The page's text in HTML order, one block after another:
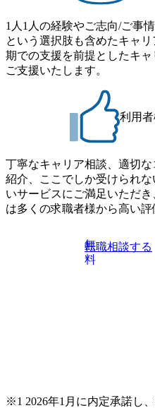
流改革/需給プロセス改革)【
プロセス分析・AI活用
Consultant職)≪東京・大阪≫
プンポジション)【SCS SU
どはなく、個別選考のみの
りの拘束時間は1時間～最大
※1次面接と最終面接の間を
おりますが、調整が叶わな
ン 書類選考通過者
ム : 8月29日(土)10:00～13:30
・プログラム期間中はコン
ェクトのご紹介、ケースワ
・10月17日(土)開催の選考会
す ※ご都合が合わない方は
ラインまたはオフラインの
募となります。他オフィス
たしかねますのでご了承く
歴を2年以上お持ちの方で、
ポジションに応募意思があ
ネスレベルの方 ※日本語が
試験N1またはそれ相当の上
力)
1人1人の経験やご志向/ご事
という選択肢も含めたキャ
期での支援を前提としたキ
ご支援いたします。
利用
丁寧なキャリア相談、適切
紹介、ここでしか受けられ
いサービスにご満足いただ
は多くの求職者様から高い評
無
料
転職相談する
※1 2026年1月に内定承諾し